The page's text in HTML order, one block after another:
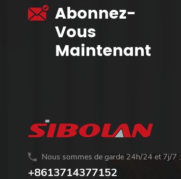
Abonnez-
Vous
Maintenant
Nous sommes de garde 24h/24 et 7j/7 :
+8613714377152